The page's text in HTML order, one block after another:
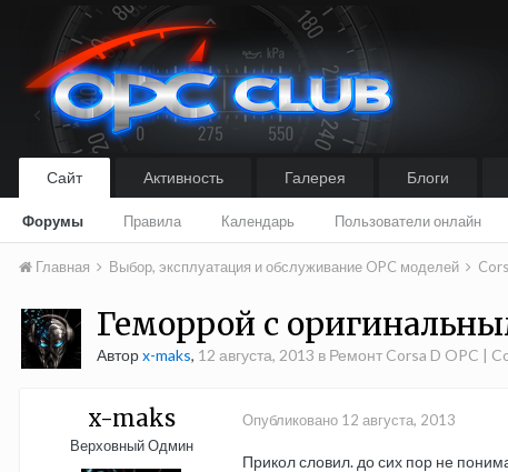
Сайт
Форумы Правила Календарь Пользователи онлайн
Активность Галерея Блоги
Главная Выбор, эксплуатация и обслуживание OPC моделей
Геморрой с
Авторx-maks, 12 августа, 2013 в Ремонт Corsa D OPC |
x-maks
Верховный Одмин
Опубликовано 12 августа, 2013
Прикол словил. до сих пор не